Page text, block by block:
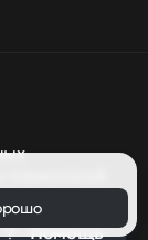
Помощь